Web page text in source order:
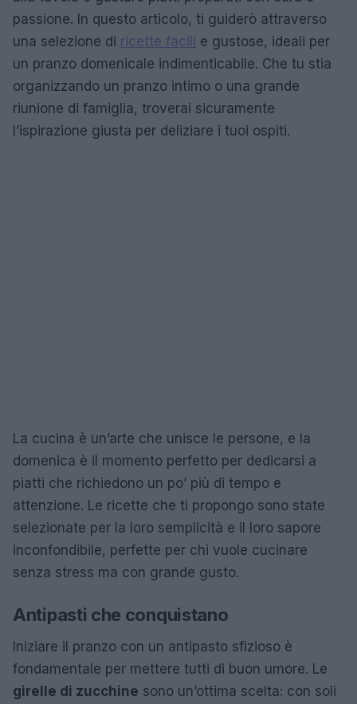
passione. In questo articolo, ti guiderò attraverso
una selezione di ricette facili e gustose, ideali per
un pranzo domenicale indimenticabile. Che tu stia
organizzando un pranzo intimo o una grande
riunione di famiglia, troverai sicuramente
l’ispirazione giusta per deliziare i tuoi ospiti.
La cucina è un’arte che unisce le persone, e la
domenica è il momento perfetto per dedicarsi a
piatti che richiedono un po’ più di tempo e
attenzione. Le ricette che ti propongo sono state
selezionate per la loro semplicità e il loro sapore
inconfondibile, perfette per chi vuole cucinare
senza stress ma con grande gusto.
Antipasti che conquistano
Iniziare il pranzo con un antipasto sfizioso è
fondamentale per mettere tutti di buon umore. Le
girelle di zucchine sono un’ottima scelta: con soli